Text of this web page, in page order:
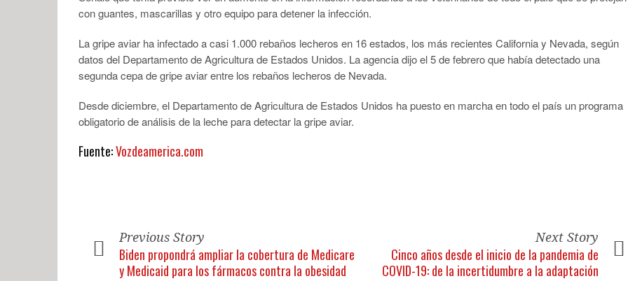
con guantes, mascarillas y otro equipo para detener la infección.
La gripe aviar ha infectado a casi 1.000 rebaños lecheros en 16 estados, los más recientes California y Nevada, según
datos del Departamento de Agricultura de Estados Unidos. La agencia dijo el 5 de febrero que había detectado una
segunda cepa de gripe aviar entre los rebaños lecheros de Nevada.
Desde diciembre, el Departamento de Agricultura de Estados Unidos ha puesto en marcha en todo el país un programa
obligatorio de análisis de la leche para detectar la gripe aviar.
Fuente:Vozdeamerica.com
Previous Story
Biden propondrá ampliar la cobertura de Medicare
y Medicaid para los fármacos contra la obesidad
Next Story
Cinco años desde el inicio de la pandemia de
COVID-19: de la incertidumbre a la adaptación